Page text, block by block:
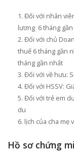
Đối với nhân
lương 6 tháng
Đối với chủ
thuế 6 tháng gần
tháng gần nhất
Đối với về hưu:
Đối với HSSV:
Đối với trẻ em
du
lịch của cha mẹ
Hồ sơ chứng